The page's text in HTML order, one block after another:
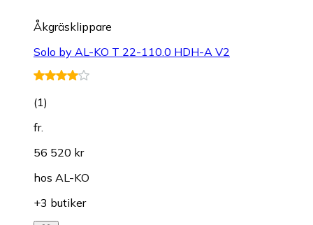
Åkgräsklippare
Solo by AL-KO T 22-110.0 HDH-A V2
(1)
fr.
56 520 kr
hos AL-KO
+3 butiker